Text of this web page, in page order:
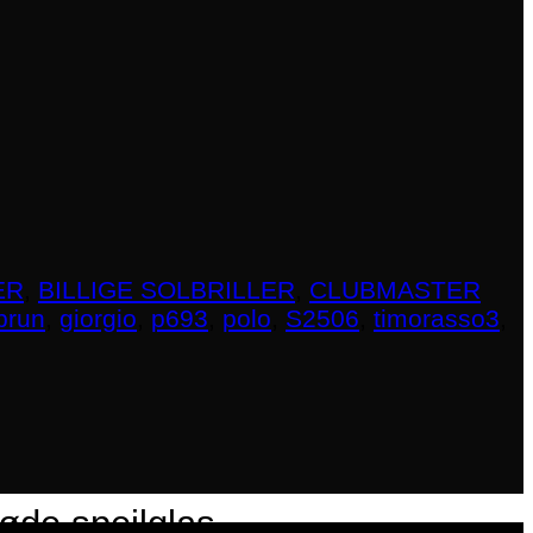
BILLIGE SOLBRILLER
CLUBMASTER
giorgio p693 polo S2506 timorasso3
spejlglas